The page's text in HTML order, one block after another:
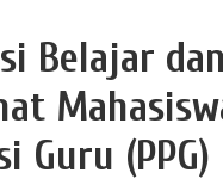
Belajar
Guru (PPG)